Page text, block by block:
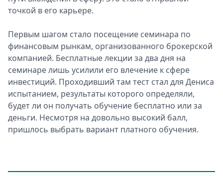
точкой в его карьере.
Первым шагом стало посещение семинара по
финансовым рынкам, организованного брокерской
компанией. Бесплатные лекции за два дня на
семинаре лишь усилили его влечение к сфере
инвестиций. Проходивший там тест стал для Дениса
испытанием, результаты которого определяли,
будет ли он получать обучение бесплатно или за
деньги. Несмотря на довольно высокий балл,
пришлось выбрать вариант платного обучения.